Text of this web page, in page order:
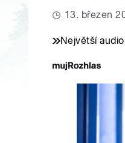
13. březen
Největší